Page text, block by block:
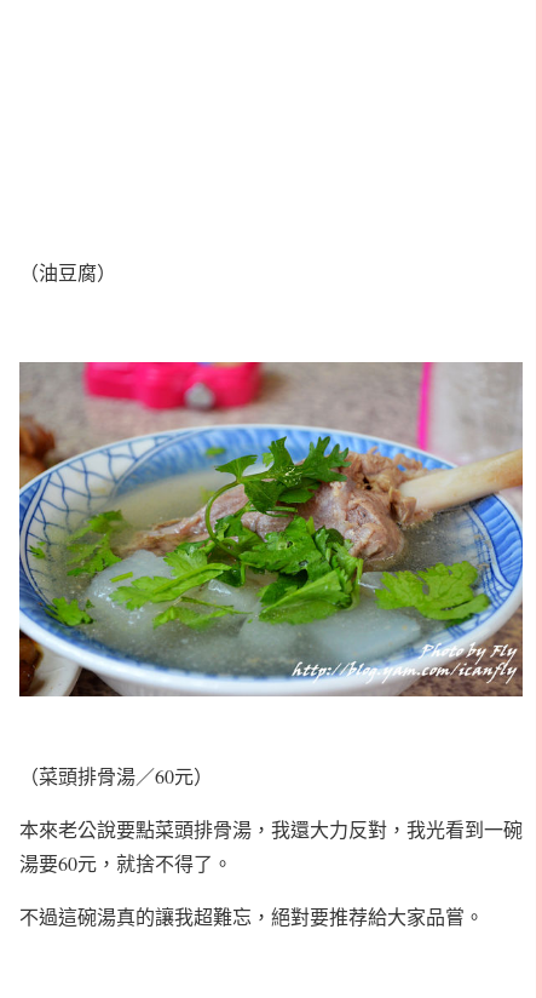
（油豆腐）
（菜頭排骨湯／60元）
本來老公說要點菜頭排骨湯，我還大力反對，我光看到一碗
湯要60元，就捨不得了。
不過這碗湯真的讓我超難忘，絕對要推荐給大家品嘗。